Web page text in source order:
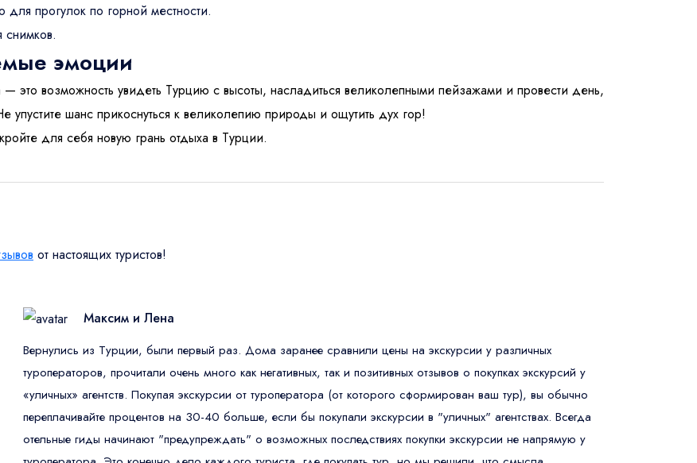
прогулок по горной местности.
снимков.
эмоции
это возможность увидеть Турцию с высоты, насладиться великолепными пейзажами и провести день,
шанс прикоснуться к великолепию природы и ощутить дух гор!
для себя новую грань отдыха в Турции.
от настоящих туристов!
Максим и Лена
Вернулись из Турции, были первый раз. Дома заранее сравнили цены на экскурсии у различных
туроператоров, прочитали очень много как негативных, так и позитивных отзывов о покупках экскурсий у
«уличных» агентств. Покупая экскурсии от туроператора (от которого сформирован ваш тур), вы обычно
переплачивайте процентов на 30-40 больше, если бы покупали экскурсии в "уличных" агентствах. Всегда
отельные гиды начинают "предупреждать" о возможных последствиях покупки экскурсии не напрямую у